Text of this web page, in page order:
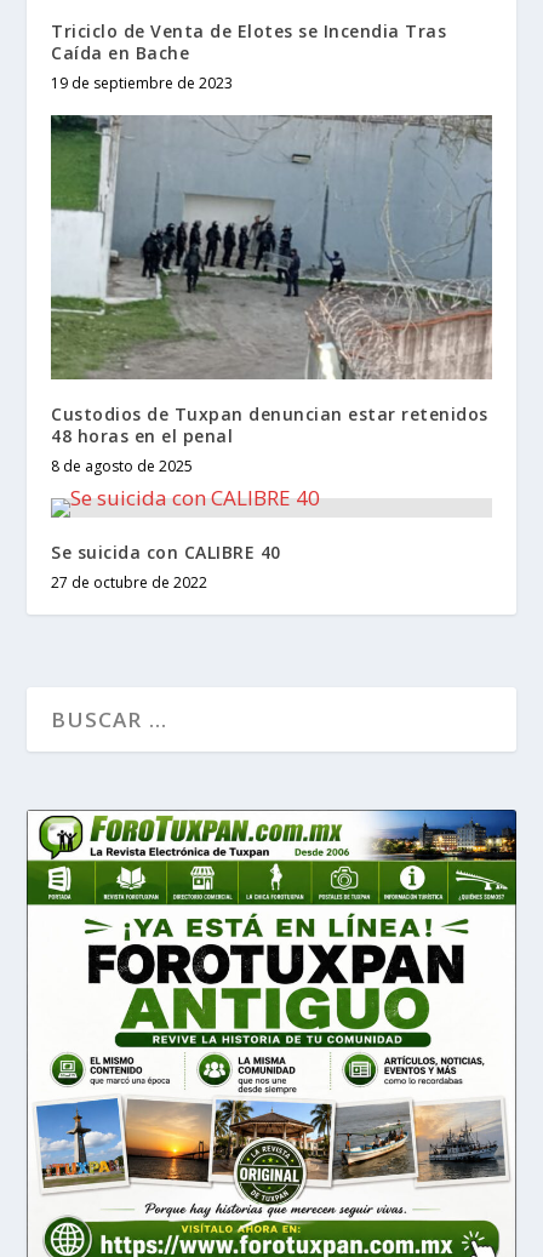
Triciclo de Venta de Elotes se Incendia Tras
Caída en Bache
19 de septiembre de 2023
Custodios de Tuxpan denuncian estar retenidos
48 horas en el penal
8 de agosto de 2025
Se suicida con CALIBRE 40
27 de octubre de 2022